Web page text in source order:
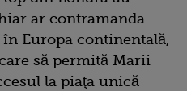
ar contramanda
Europa continentală,
să permită Marii
la piaţa unică